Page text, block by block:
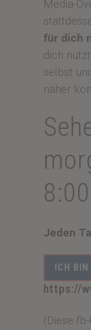
Media-
für dich
dich
selbst
näher
Jeden
ICH
https://
(Diese